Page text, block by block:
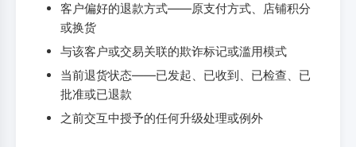
客户偏好的退款方式——原支付方式、店铺积分
或换货
与该客户或交易关联的欺诈标记或滥用模式
当前退货状态——已发起、已收到、已检查、已
批准或已退款
之前交互中授予的任何升级处理或例外